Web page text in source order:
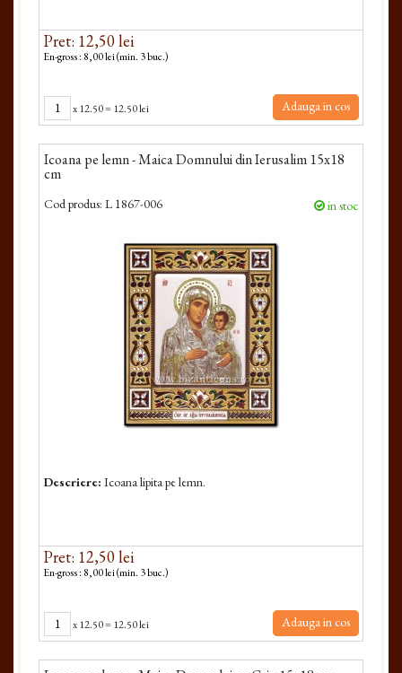
Pret: 12,50 lei
En-gross : 8,00 lei (min. 3 buc.)
x12.50= 12.50 lei Adauga in cos
Icoana pe lemn - Maica Domnului din Ierusalim 15x18
cm
Cod produs: L 1867-006 in stoc
Descriere: Icoana lipita pe lemn.
Pret: 12,50 lei
En-gross : 8,00 lei (min. 3 buc.)
x12.50= 12.50 lei Adauga in cos